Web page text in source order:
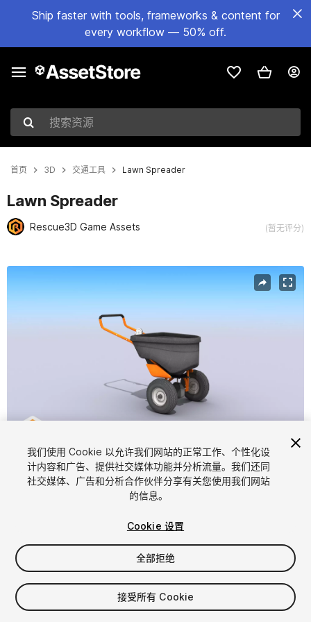
Ship faster with tools, frameworks & content for
every workflow — 50% off.
搜索资源
首页 3D 交通工具 Lawn Spreader
Lawn Spreader
Rescue3D Game Assets (暂无评分)
1/9
$5
增值税将在结算时计算
我们使用 Cookie 以允许我们网站的正常工作、个性化设
计内容和广告、提供社交媒体功能并分析流量。我们还同
社交媒体、广告和分析合作伙伴分享有关您使用我们网站
的信息。
Cookie 设置
全部拒绝
接受所有 Cookie